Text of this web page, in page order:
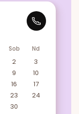
Sob Nd
2
3
9
10
16
17
23
24
30